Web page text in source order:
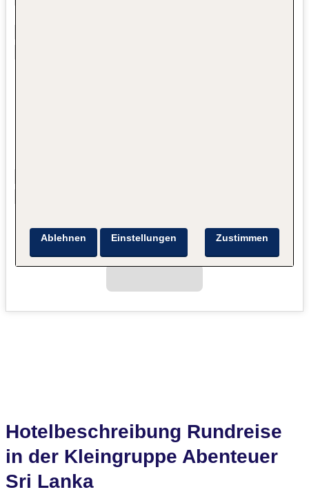
Hotelbeschreibung Rundreise
in der Kleingruppe Abenteuer
Sri Lanka
Zustimmen
Ablehnen Einstellungen